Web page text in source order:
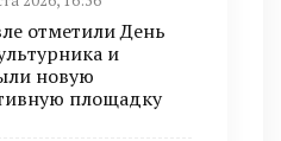
отметили День
и
новую
площадку